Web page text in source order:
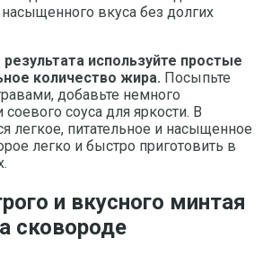
насыщенного вкуса без долгих
используйте простые
количество жира. Посыпьте
добавьте немного
соуса для яркости. В
легкое, питательное и насыщенное
легко и быстро приготовить в
и вкусного минтая
сковороде